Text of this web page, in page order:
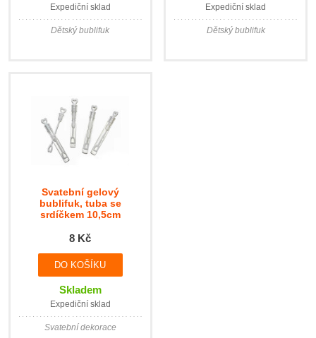
Expediční sklad
Dětský bublifuk
Expediční sklad
Dětský bublifuk
Svatební gelový
bublifuk, tuba se
srdíčkem 10,5cm
8 Kč
Skladem
Expediční sklad
Svatební dekorace